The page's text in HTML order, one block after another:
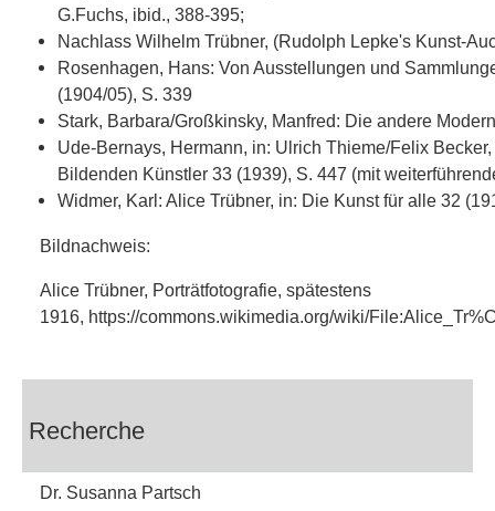
G.Fuchs, ibid., 388-395;
Nachlass Wilhelm Trübner, (Rudolph Lepke's Kunst-
Rosenhagen, Hans: Von Ausstellungen und
(1904/05), S. 339
Stark, Barbara/Großkinsky, Manfred: Die andere
Ude-Bernays, Hermann, in: Ulrich Thieme/Felix
Bildenden Künstler 33 (1939), S. 447 (mit
Widmer, Karl: Alice Trübner, in: Die Kunst für alle 32
Bildnachweis:
Alice Trübner, Porträtfotografie, spätestens
1916, https://commons.wikimedia.org/wiki/
Recherche
Dr. Susanna Partsch